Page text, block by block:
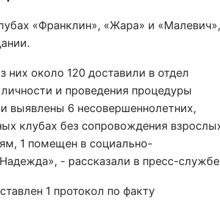
«Франклин», «Жара» и «Малевич»,
них около 120 доставили в отдел
и проведения процедуры
выявлены 6 несовершеннолетних,
клубах без сопровождения
1 помещен в социально-
- рассказали в пресс-
1 протокол по факту